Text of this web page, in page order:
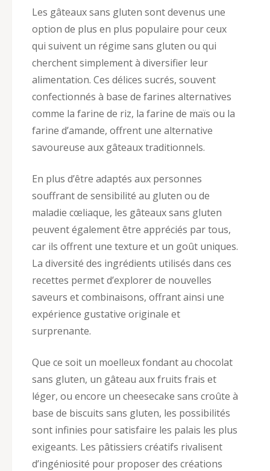
Les gâteaux sans gluten sont devenus une
option de plus en plus populaire pour ceux
qui suivent un régime sans gluten ou qui
cherchent simplement à diversifier leur
alimentation. Ces délices sucrés, souvent
confectionnés à base de farines alternatives
comme la farine de riz, la farine de maïs ou la
farine d’amande, offrent une alternative
savoureuse aux gâteaux traditionnels.
En plus d’être adaptés aux personnes
souffrant de sensibilité au gluten ou de
maladie cœliaque, les gâteaux sans gluten
peuvent également être appréciés par tous,
car ils offrent une texture et un goût uniques.
La diversité des ingrédients utilisés dans ces
recettes permet d’explorer de nouvelles
saveurs et combinaisons, offrant ainsi une
expérience gustative originale et
surprenante.
Que ce soit un moelleux fondant au chocolat
sans gluten, un gâteau aux fruits frais et
léger, ou encore un cheesecake sans croûte à
base de biscuits sans gluten, les possibilités
sont infinies pour satisfaire les palais les plus
exigeants. Les pâtissiers créatifs rivalisent
d’ingéniosité pour proposer des créations